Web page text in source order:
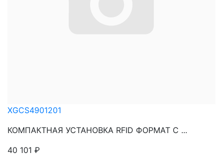
XGCS4901201
КОМПАКТНАЯ УСТАНОВКА RFID ФОРМАТ C ...
40 101 ₽